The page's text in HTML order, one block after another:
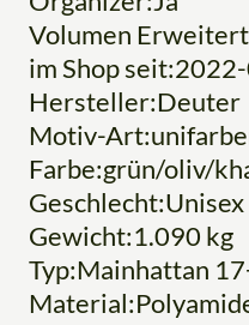
Volumen
im Shop
Hersteller:Deuter
Motiv-
Farbe:grün/oliv/
Geschlecht:Unisex
Gewicht:1.090 kg
Typ:Mainhattan